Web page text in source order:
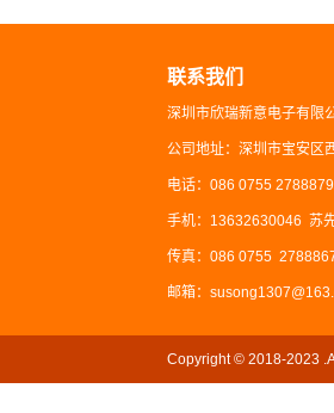
联系我们
深圳市欣瑞新意电子有限
公司地址：深圳市宝安区
电话：086 0755
手机：13632630046 苏
传真：086 0755
邮箱：
Copyright © 2018-2023